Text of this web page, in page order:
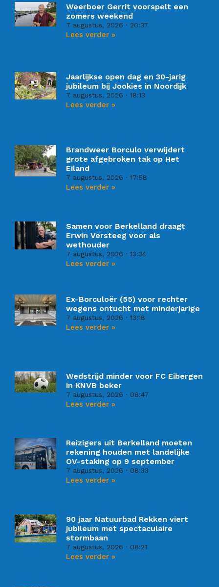
Weerboer Gerrit voorspelt een
zomers weekend
7 augustus, 2026 20:37
Lees verder »
Jaarlijkse open dag en 30-jarig
jubileum bij Jookies in Noordijk
7 augustus, 2026 18:13
Lees verder »
Brandweer Borculo verwijdert
grote afgebroken tak op Het
Eiland
7 augustus, 2026 17:58
Lees verder »
Samen voor Berkelland draagt
Erwin Versteeg voor als
wethouder
7 augustus, 2026 13:34
Lees verder »
Ex-Borculoër (55) voor rechter
wegens ontucht met minderjarige
7 augustus, 2026 13:18
Lees verder »
Wedstrijd minder voor FC Eibergen
in KNVB beker
7 augustus, 2026 08:47
Lees verder »
Reizigers uit Berkelland moeten
rekening houden met landelijke
OV-staking op 9 september
7 augustus, 2026 08:33
Lees verder »
90 jaar Natuurbad Rekken viert
jubileum met spectaculaire
stormbaan
7 augustus, 2026 08:21
Lees verder »